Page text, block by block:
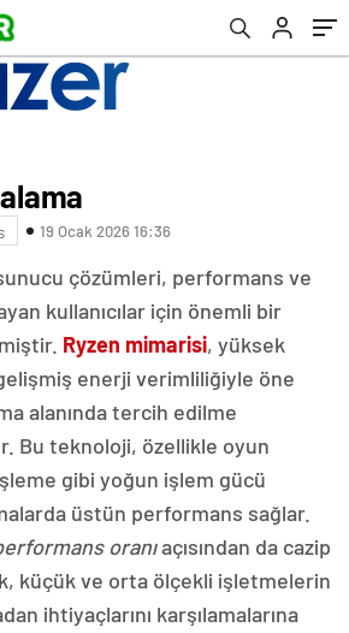
19 Ocak 2026 16:36
çözümleri, performans ve
kullanıcılar için önemli bir
Ryzen mimarisi, yüksek
enerji verimliliğiyle öne
alanında tercih edilme
Bu teknoloji, özellikle oyun
gibi yoğun işlem gücü
üstün performans sağlar.
oranıaçısından da cazip
küçük ve orta ölçekli işletmelerin
ihtiyaçlarını karşılamalarına